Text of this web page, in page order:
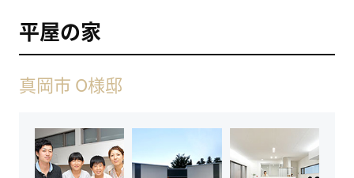
平屋の家
真岡市 O様邸